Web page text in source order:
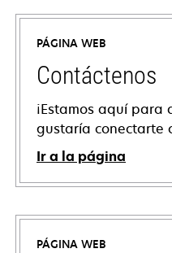
PÁGINA WEB
Contáctenos
¡Estamos aquí para
gustaría conectarte
Ir a la página
PÁGINA WEB